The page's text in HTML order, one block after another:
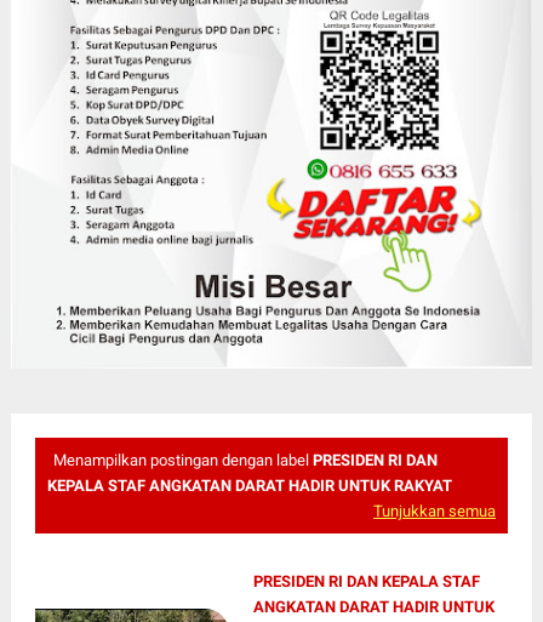
Menampilkan postingan dengan label PRESIDEN RI DAN
KEPALA STAF ANGKATAN DARAT HADIR UNTUK RAKYAT
Tunjukkan semua
PRESIDEN RI DAN KEPALA STAF
ANGKATAN DARAT HADIR UNTUK